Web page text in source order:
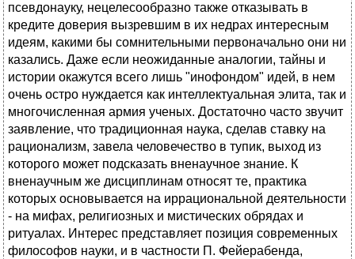
псевдонауку, нецелесообразно также отказывать в
кредите доверия вызревшим в их недрах интересным
идеям, какими бы сомнительными первоначально они ни
казались. Даже если неожиданные аналогии, тайны и
истории окажутся всего лишь "инофондом" идей, в нем
очень остро нуждается как интеллектуальная элита, так и
многочисленная армия ученых. Достаточно часто звучит
заявление, что традиционная наука, сделав ставку на
рационализм, завела человечество в тупик, выход из
которого может подсказать вненаучное знание. К
вненаучным же дисциплинам относят те, практика
которых основывается на иррациональной деятельности
- на мифах, религиозных и мистических обрядах и
ритуалах. Интерес представляет позиция современных
философов науки, и в частности П. Фейерабенда,